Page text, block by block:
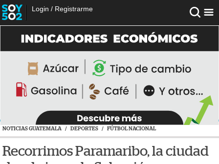
Login / Registrarme
NOTICIAS GUATEMALA / DEPORTES / FÚTBOL NACIONAL
Recorrimos Paramaribo, la ciudad